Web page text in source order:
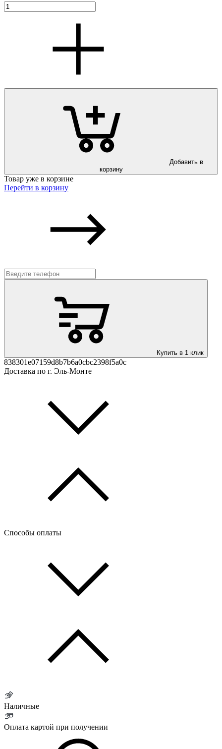
корзину
Товар уже в корзине
Перейти в корзину
Купить в 1 клик
838301e07159d8b7b6a0cbc2398f5a0c
Доставка по г. Эль-Монте
Способы оплаты
Наличные
Оплата картой при получении